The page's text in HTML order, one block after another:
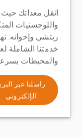
انقل معداتك
واللوجستيات
ريتشي وإخوانه.
خدمتنا الشاملة
والمحيطات
راسلنا عبر
الإلكتروني